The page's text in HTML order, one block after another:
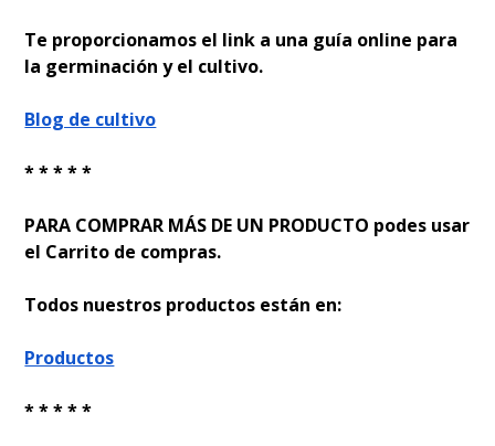
Te proporcionamos el link a una guía online para
la germinación y el cultivo.
Blog de cultivo
* * * * *
PARA COMPRAR MÁS DE UN PRODUCTO podes usar
el Carrito de compras.
Todos nuestros productos están en:
Productos
* * * * *